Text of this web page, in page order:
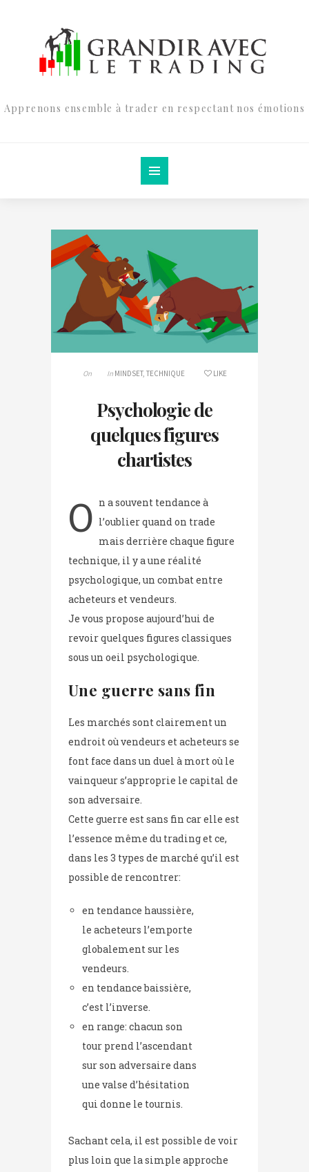
Apprenons ensemble à trader en respectant nos émotions
On In MINDSET, TECHNIQUE LIKE
Psychologie de
quelques figures
chartistes
O n a souvent tendance à
l’oublier quand on trade
mais derrière chaque figure
technique, il y a une réalité
psychologique, un combat entre
acheteurs et vendeurs.
Je vous propose aujourd’hui de
revoir quelques figures classiques
sous un oeil psychologique.
Une guerre sans fin
Les marchés sont clairement un
endroit où vendeurs et acheteurs se
font face dans un duel à mort où le
vainqueur s’approprie le capital de
son adversaire.
Cette guerre est sans fin car elle est
l’essence même du trading et ce,
dans les 3 types de marché qu’il est
possible de rencontrer:
en tendance haussière,
le acheteurs l’emporte
globalement sur les
vendeurs.
en tendance baissière,
c’est l’inverse.
en range: chacun son
tour prend l’ascendant
sur son adversaire dans
une valse d’hésitation
qui donne le tournis.
Sachant cela, il est possible de voir
plus loin que la simple approche